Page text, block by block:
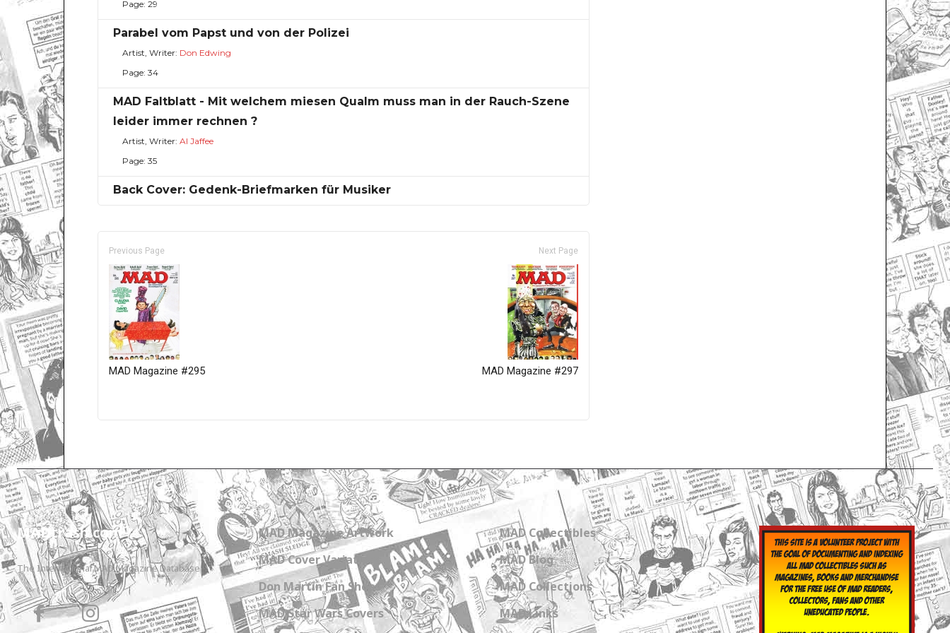
Page: 29
Parabel vom Papst und von der Polizei
Artist, Writer: Don Edwing
Page: 34
MAD Faltblatt - Mit welchem miesen Qualm muss man in der Rauch-Szene
leider immer rechnen ?
Artist, Writer: Al Jaffee
Page: 35
Back Cover: Gedenk-Briefmarken für Musiker
Previous Page
MAD Magazine #295
Next Page
MAD Magazine #297
MADtrash.com
The International MAD Magazine Database
MAD Magazine Artwork
MAD Cover Variations
Don Martin Fan Shops
MAD Star Wars Covers
MAD Collectibles
MAD Blog
MAD Collections
MAD Links